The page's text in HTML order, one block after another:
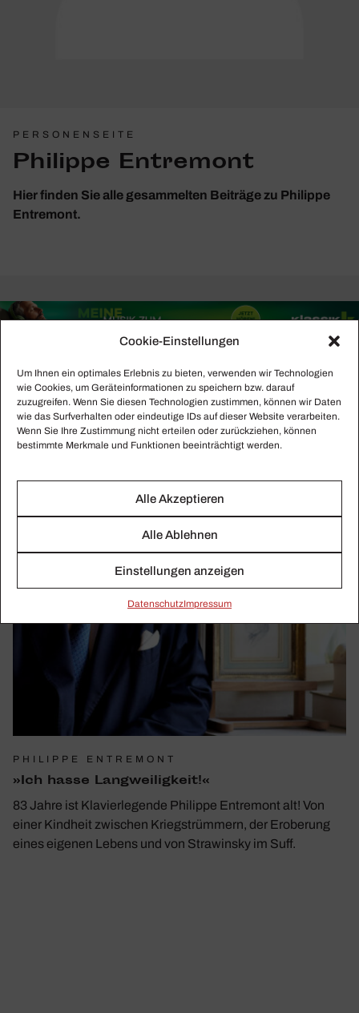
Cookie-Einstellungen
Um Ihnen ein optimales Erlebnis zu bieten, verwenden wir Technologien
wie Cookies, um Geräteinformationen zu speichern bzw. darauf
zuzugreifen. Wenn Sie diesen Technologien zustimmen, können wir Daten
wie das Surfverhalten oder eindeutige IDs auf dieser Website verarbeiten.
Wenn Sie Ihre Zustimmung nicht erteilen oder zurückziehen, können
bestimmte Merkmale und Funktionen beeinträchtigt werden.
Alle Akzeptieren
Alle Ablehnen
Einstellungen anzeigen
Daten­schutzImpressum
PERSONENSEITE
Philippe Entremont
Hier finden Sie alle gesammelten Beiträge zu Philippe
Entremont.
PHILIPPE ENTREMONT
»Ich hasse Lang­wei­lig­keit!«
83 Jahre ist Klavierlegende Philippe Entremont alt! Von
einer Kindheit zwischen Kriegs­trümmern, der Eroberung
eines eigenen Lebens und von Strawinsky im Suff.